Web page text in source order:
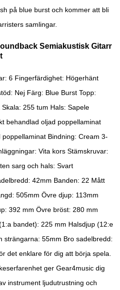
på blue burst och kommer att bli
samlingar.
Semiakustisk Gitarr
6 Fingerfärdighet: Högerhänt
Nej Färg: Blue Burst Topp:
255 tum Hals: Sapele
behandlad oljad poppellaminat
Bindning: Cream 3-
Vita kors Stämskruvar:
sarg och hals: Svart
42mm Banden: 22 Mått
505mm Övre djup: 113mm
392 mm Övre bröst: 280 mm
bandet): 225 mm Halsdjup (12:e
strängarna: 55mm Bro sadelbredd:
det enklare för dig att börja spela.
ger Gear4music dig
instrument ljudutrustning och